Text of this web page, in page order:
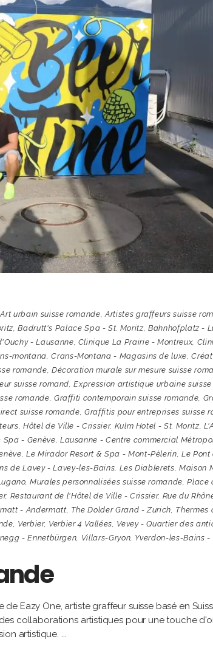
,Art urbain suisse romande Artistes graffeurs suisse
,Badrutt's Palace Spa - St. Moritz,Bahnhofplatz -
- Lausanne Clinique La Prairie - Montreux,
montana ,Crans-Montana - Magasins de luxe ,
romande Décoration murale sur mesure suisse
suisse romand ,Expression artistique urbaine
romande Graffiti contemporain suisse romande
suisse romande ,Graffitis pour entreprises suisse
,Hôtel de Ville - Crissier, Kulm Hotel - St. Moritz,
Spa - Genève Lausanne - Centre commercial
,Le Mirador Resort & Spa - Mont-Pèlerin ,Le Pont
de Lavey - Lavey-les-Bains Les Diablerets Maison
, Murales personnalisées suisse romande ,Place
, Restaurant de l'Hôtel de Ville - Crissier, Rue du
- Andermatt The Dolder Grand - Zurich Thermes
Verbier, Verbier 4 Vallées Vevey - Quartier des
- Ennetbürgen Villars-Gryon Yverdon-les-Bains
Eazy One, artiste graffeur suisse basé en
collaborations artistiques pour une touche
artistique.